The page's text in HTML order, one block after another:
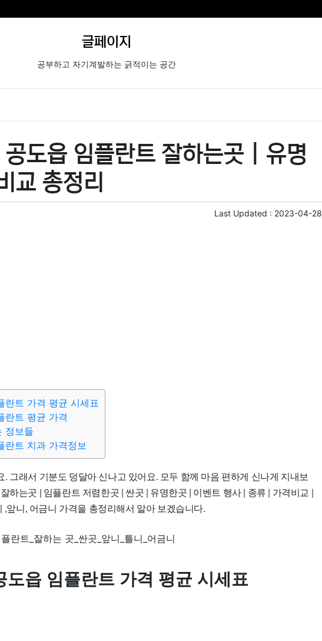
글페이지
공부하고 자기계발하는 긁적이는 공간
도읍 임플란트 잘하는곳 | 유명
교 총정리
Last Updated : 2023-04-28
란트 가격 평균 시세표
란트 평균 가격
정보들
란트 치과 가격정보
. 그래서 기분도 덩달아 신나고 있어요. 모두 함께 마음 편하게 신나게 지내보
하는곳 | 임플란트 저렴한곳 | 싼곳 | 유명한곳 | 이벤트 행사 | 종류 | 가격비교 |
,앞니, 어금니 가격을 총정리해서 알아 보겠습니다.
도읍 임플란트 가격 평균 시세표